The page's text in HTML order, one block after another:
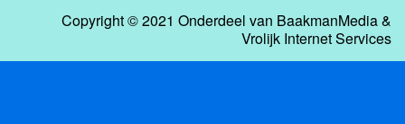
Copyright © 2021 Onderdeel van BaakmanMedia&
Vrolijk Internet Services